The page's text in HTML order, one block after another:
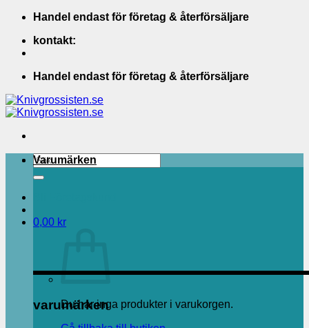
Skip
content
Handel endast för företag & återförsäljare
kontakt:
Handel endast för företag & återförsäljare
Sök
efter:
0,00 kr
Du har inga produkter i varukorgen.
Varumärken
varumärken